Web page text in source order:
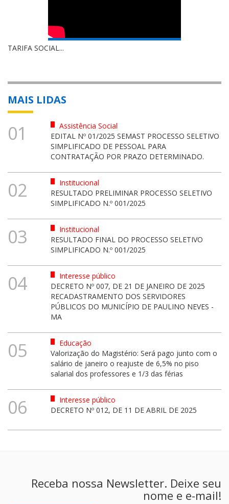
TARIFA SOCIAL...
MAIS LIDAS
01
Assistência Social
EDITAL Nº 01/2025 SEMAST PROCESSO SELETIVO
SIMPLIFICADO DE PESSOAL PARA
CONTRATAÇÃO POR PRAZO DETERMINADO.
02
Institucional
RESULTADO PRELIMINAR PROCESSO SELETIVO
SIMPLIFICADO N.º 001/2025
03
Institucional
RESULTADO FINAL DO PROCESSO SELETIVO
SIMPLIFICADO N.º 001/2025
04
Interesse público
DECRETO Nº 007, DE 21 DE JANEIRO DE 2025
RECADASTRAMENTO DOS SERVIDORES
PÚBLICOS DO MUNICÍPIO DE PAULINO NEVES -
MA
05
Educação
Valorização do Magistério: Será pago junto com o
salário de janeiro o reajuste de 6,5% no piso
salarial dos professores e 1/3 das férias
06
Interesse público
DECRETO Nº 012, DE 11 DE ABRIL DE 2025
Receba nossa Newsletter. Deixe seu
nome e e-mail!